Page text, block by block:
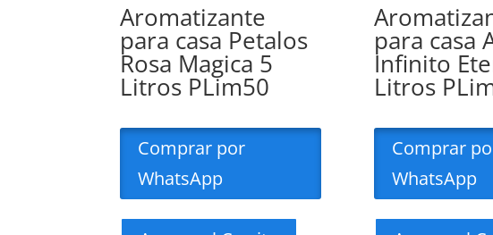
Aromatizante
para casa Petalos
Rosa Magica 5
Litros PLim50
Comprar por
WhatsApp
para casa
Infinito
Litros
Comprar
WhatsApp